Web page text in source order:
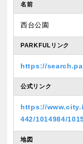
九州・沖縄
長崎
名前
西台公園
PARKFULリンク
https://
公式リンク
https://
442/1014984/
地図